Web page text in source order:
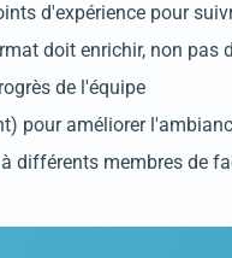
d'expérience pour
doit enrichir, non pas
de l'équipe
pour améliorer
différents membres de